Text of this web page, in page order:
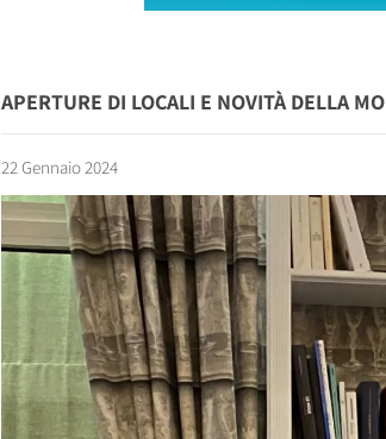
APERTURE DI LOCALI E NOVITÀ DELLA
22 Gennaio 2024